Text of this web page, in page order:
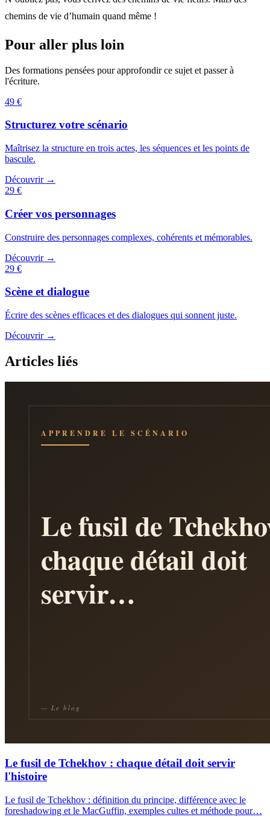
chemins de vie d’humain quand même !
Pour aller plus loin
Des formations pensées pour approfondir ce sujet et passer à
l'écriture.
49 €
Structurez votre scénario
Maîtrisez la structure en trois actes, les séquences et les points de
bascule.
Découvrir →
29 €
Créer vos personnages
Construire des personnages complexes, cohérents et mémorables.
Découvrir →
29 €
Scène et dialogue
Écrire des scènes efficaces et des dialogues qui sonnent juste.
Découvrir →
Articles liés
Le fusil de Tchekhov : chaque détail doit servir
l'histoire
Le fusil de Tchekhov : définition du principe, différence avec le
foreshadowing et le MacGuffin, exemples cultes et méthode pour…